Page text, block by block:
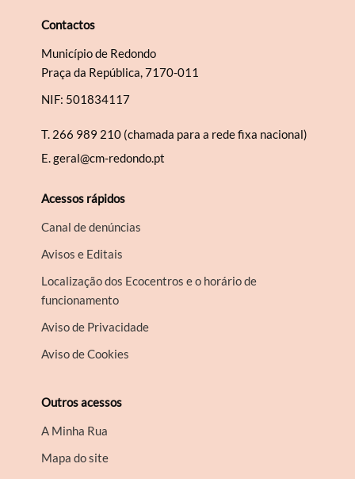
Contactos
Município de Redondo
Praça da República, 7170-011
NIF: 501834117
T. 266 989 210 (chamada para a rede fixa nacional)
E.geral@cm-redondo.pt
Acessos rápidos
Canal de denúncias
Avisos e Editais
Localização dos Ecocentros e o horário de
funcionamento
Aviso de Privacidade
Aviso de Cookies
Outros acessos
A Minha Rua
Mapa do site